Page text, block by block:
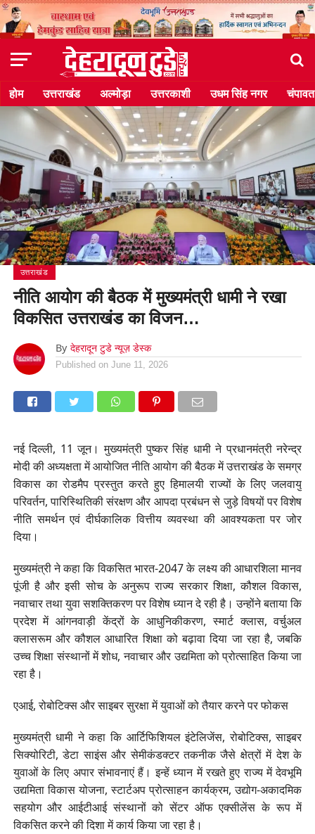
होम उत्तराखंड अल्मोड़ा उत्तरकाशी उधम सिंह नगर चंपावत
उत्तराखंड
नीति आयोग की बैठक में मुख्यमंत्री धामी ने रखा
विकसित उत्तराखंड का विजन…
By देहरादून टुडे न्यूज़ डेस्क
Published on June 11, 2026
नई दिल्ली, 11 जून। मुख्यमंत्री पुष्कर सिंह धामी ने प्रधानमंत्री नरेन्द्र
मोदी की अध्यक्षता में आयोजित नीति आयोग की बैठक में उत्तराखंड के समग्र
विकास का रोडमैप प्रस्तुत करते हुए हिमालयी राज्यों के लिए जलवायु
परिवर्तन, पारिस्थितिकी संरक्षण और आपदा प्रबंधन से जुड़े विषयों पर विशेष
नीति समर्थन एवं दीर्घकालिक वित्तीय व्यवस्था की आवश्यकता पर जोर
दिया।
मुख्यमंत्री ने कहा कि विकसित भारत-2047 के लक्ष्य की आधारशिला मानव
पूंजी है और इसी सोच के अनुरूप राज्य सरकार शिक्षा, कौशल विकास,
नवाचार तथा युवा सशक्तिकरण पर विशेष ध्यान दे रही है। उन्होंने बताया कि
प्रदेश में आंगनवाड़ी केंद्रों के आधुनिकीकरण, स्मार्ट क्लास, वर्चुअल
क्लासरूम और कौशल आधारित शिक्षा को बढ़ावा दिया जा रहा है, जबकि
उच्च शिक्षा संस्थानों में शोध, नवाचार और उद्यमिता को प्रोत्साहित किया जा
रहा है।
एआई, रोबोटिक्स और साइबर सुरक्षा में युवाओं को तैयार करने पर फोकस
मुख्यमंत्री धामी ने कहा कि आर्टिफिशियल इंटेलिजेंस, रोबोटिक्स, साइबर
सिक्योरिटी, डेटा साइंस और सेमीकंडक्टर तकनीक जैसे क्षेत्रों में देश के
युवाओं के लिए अपार संभावनाएं हैं। इन्हें ध्यान में रखते हुए राज्य में देवभूमि
उद्यमिता विकास योजना, स्टार्टअप प्रोत्साहन कार्यक्रम, उद्योग-अकादमिक
सहयोग और आईटीआई संस्थानों को सेंटर ऑफ एक्सीलेंस के रूप में
विकसित करने की दिशा में कार्य किया जा रहा है।